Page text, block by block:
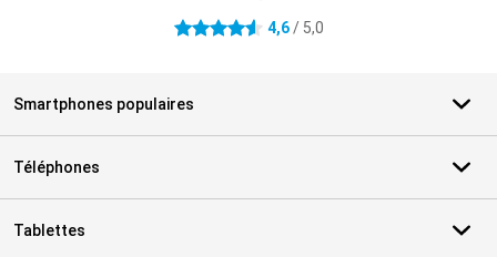
4.6 étoiles 4,6/ 5,0
Smartphones populaires
Téléphones
Tablettes